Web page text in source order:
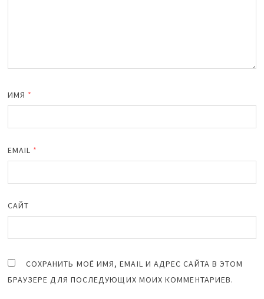
ИМЯ *
EMAIL *
САЙТ
СОХРАНИТЬ МОЁ ИМЯ, EMAIL И АДРЕС САЙТА В ЭТОМ
БРАУЗЕРЕ ДЛЯ ПОСЛЕДУЮЩИХ МОИХ КОММЕНТАРИЕВ.